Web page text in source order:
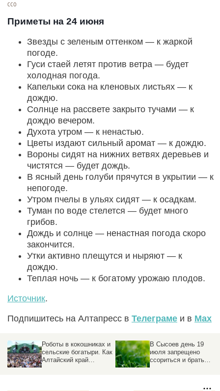
ССО
Приметы на 24 июня
Звезды с зеленым оттенком — к жаркой
погоде.
Гуси стаей летят против ветра — будет
холодная погода.
Капельки сока на кленовых листьях — к
дождю.
Солнце на рассвете закрыто тучами — к
дождю вечером.
Духота утром — к ненастью.
Цветы издают сильный аромат — к дождю.
Вороны сидят на нижних ветвях деревьев и
чистятся — будет дождь.
В ясный день голуби прячутся в укрытии — к
непогоде.
Утром пчелы в ульях сидят — к осадкам.
Туман по воде стелется — будет много
грибов.
Дождь и солнце — ненастная погода скоро
закончится.
Утки активно плещутся и ныряют — к
дождю.
Теплая ночь — к богатому урожаю плодов.
Источник.
Подпишитесь на Алтапресс в Телеграме и в Max
Роботы в кокошниках и
сельские богатыри. Как
Алтайский край
В Сысоев день 19
июля запрещено
ссориться и брать